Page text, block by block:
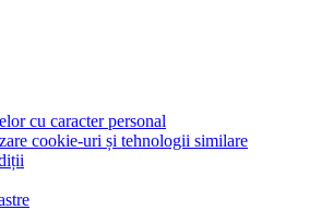
cu caracter personal
cookie-uri și tehnologii similare